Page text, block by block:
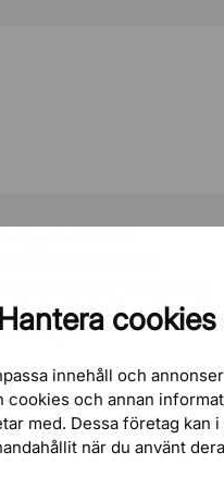
Hantera
innehåll och
och annan
med. Dessa företag
när du använt
sin första
IMM i Köln. Detta
som
till rimliga priser, för
design.